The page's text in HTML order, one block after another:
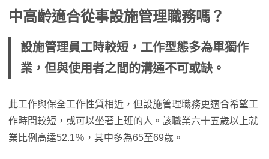
中高齡適合從事設施管理職務嗎？
設施管理員工時較短，工作型態多為單獨作
業，但與使用者之間的溝通不可或缺。
此工作與保全工作性質相近，但設施管理職務更適合希望工
作時間較短，或可以坐著上班的人。該職業六十五歲以上就
業比例高達52.1％，其中多為65至69歲。